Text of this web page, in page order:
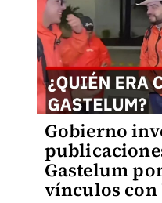
Gobierno
Gastelum
vínculos con